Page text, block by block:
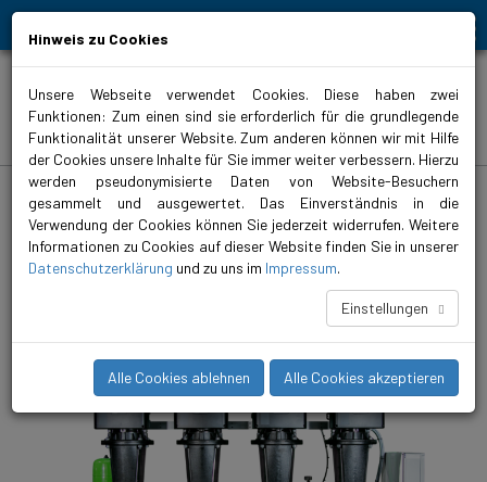
Produkte
biral.de > Produkte > Wasserversorgung > Druckerhöhungsanlagen > geregelt >
ComBo 4x HP-E 12-40-3/8
Druckerhöhungsanlagen mit vier mehrstufigen, vertikalen
Hinweis zu Cookies
Unsere Webseite verwendet Cookies. Diese haben zwei
Funktionen: Zum einen sind sie erforderlich für die grundlegende
Funktionalität unserer Website. Zum anderen können wir mit Hilfe
der Cookies unsere Inhalte für Sie immer weiter verbessern. Hierzu
werden pseudonymisierte Daten von Website-Besuchern
gesammelt und ausgewertet. Das Einverständnis in die
Verwendung der Cookies können Sie jederzeit widerrufen. Weitere
Informationen zu Cookies auf dieser Website finden Sie in unserer
Datenschutzerklärung und zu uns im Impressum.
Einstellungen
Alle Cookies ablehnen Alle Cookies akzeptieren